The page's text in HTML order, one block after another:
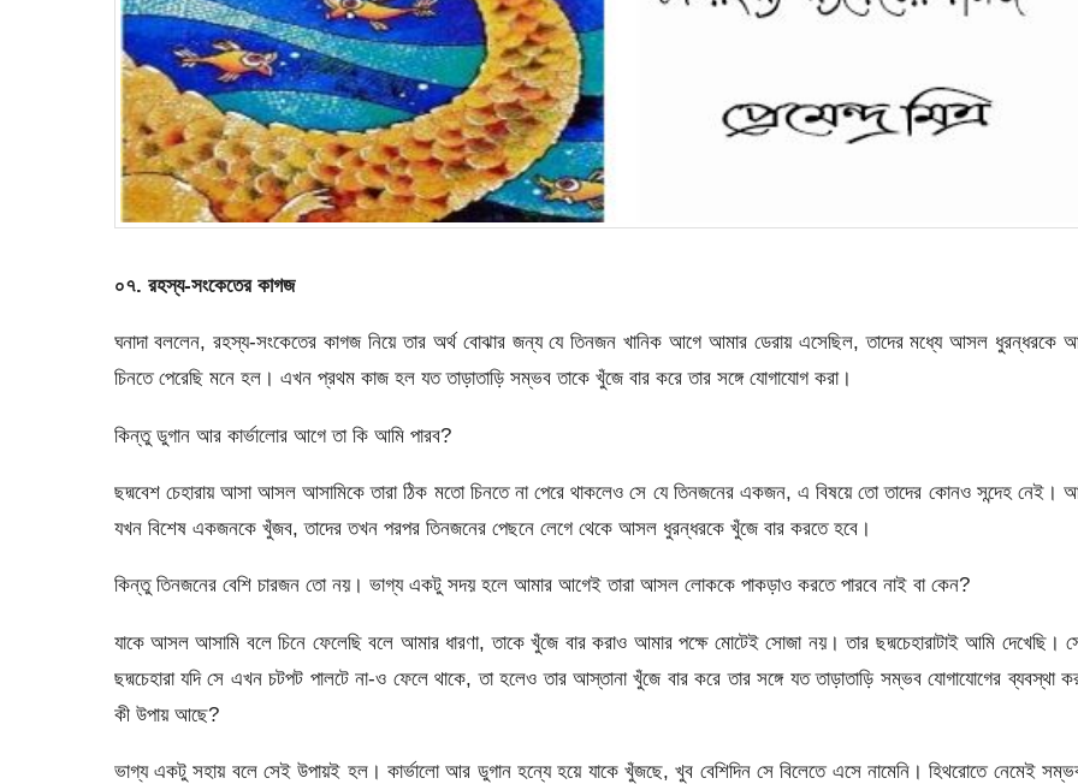
০৭. রহস্য-সংকেতের কাগজ
ঘনাদা বললেন, রহস্য-সংকেতের কাগজ নিয়ে তার অর্থ বোঝার জন্য যে তিনজন খানিক আগে আমার ডেরায় এসেছিল, তাদের মধ্যে আসল ধুরন্ধরকে
চিনতে পেরেছি মনে হল। এখন প্রথম কাজ হল যত তাড়াতাড়ি সম্ভব তাকে খুঁজে বার করে তার সঙ্গে যোগাযোগ করা।
কিন্তু ডুগান আর কার্ভালোর আগে তা কি আমি পারব?
ছদ্মবেশ চেহারায় আসা আসল আসামিকে তারা ঠিক মতো চিনতে না পেরে থাকলেও সে যে তিনজনের একজন, এ বিষয়ে তো তাদের কোনও সন্দেহ নেই।
যখন বিশেষ একজনকে খুঁজব, তাদের তখন পরপর তিনজনের পেছনে লেগে থেকে আসল ধুরন্ধরকে খুঁজে বার করতে হবে।
কিন্তু তিনজনের বেশি চারজন তো নয়। ভাগ্য একটু সদয় হলে আমার আগেই তারা আসল লোককে পাকড়াও করতে পারবে নাই বা কেন?
যাকে আসল আসামি বলে চিনে ফেলেছি বলে আমার ধারণা, তাকে খুঁজে বার করাও আমার পক্ষে মোটেই সোজা নয়। তার ছদ্মচেহারাটাই আমি দেখেছি।
ছদ্মচেহারা যদি সে এখন চটপট পালটে না-ও ফেলে থাকে, তা হলেও তার আস্তানা খুঁজে বার করে তার সঙ্গে যত তাড়াতাড়ি সম্ভব যোগাযোগের ব্যবস্থা
কী উপায় আছে?
ভাগ্য একটু সহায় বলে সেই উপায়ই হল। কার্ভালো আর ডুগান হন্যে হয়ে যাকে খুঁজছে, খুব বেশিদিন সে বিলেতে এসে নামেনি। হিথরোতে নেমেই